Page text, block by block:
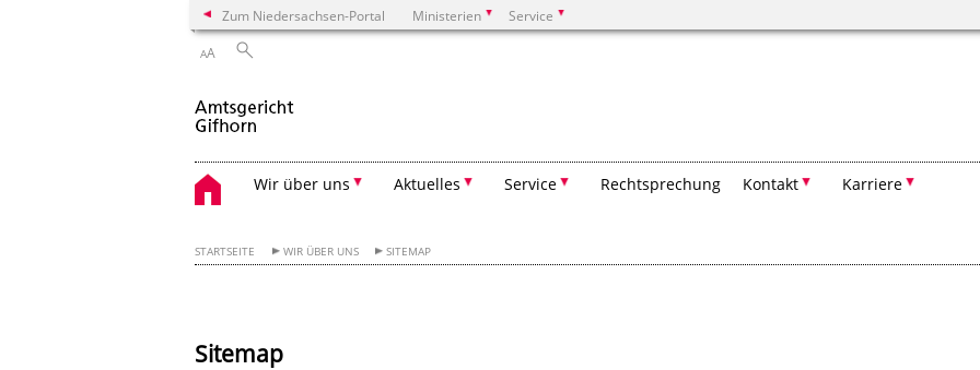
Zum Niedersachsen-Portal Ministerien Service
AA
Wir über uns Aktuelles Service Rechtsprechung Kontakt Karriere
STARTSEITE WIR ÜBER UNS SITEMAP
Sitemap